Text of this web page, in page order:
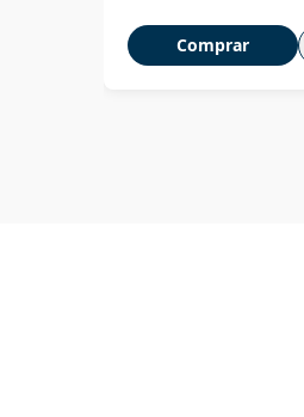
Comprar